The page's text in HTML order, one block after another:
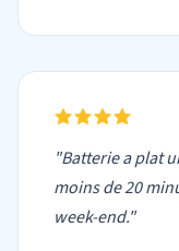
"Batterie a plat
moins de 20
week-end."